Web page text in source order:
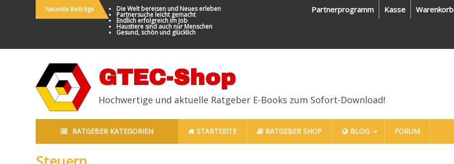
Neueste Beiträge Die Welt bereisen und Neues erleben
Partnersuche leicht gemacht
Endlich erfolgreich im Job
Haustiere sind auch nur Menschen
Gesund, schön und glücklich
Partnerprogramm Kasse Warenkorb
GTEC-Shop
Hochwertige und aktuelle Ratgeber E-Books zum Sofort-Download!
RATGEBER KATEGORIEN STARTSEITE RATGEBER SHOP BLOG FORUM